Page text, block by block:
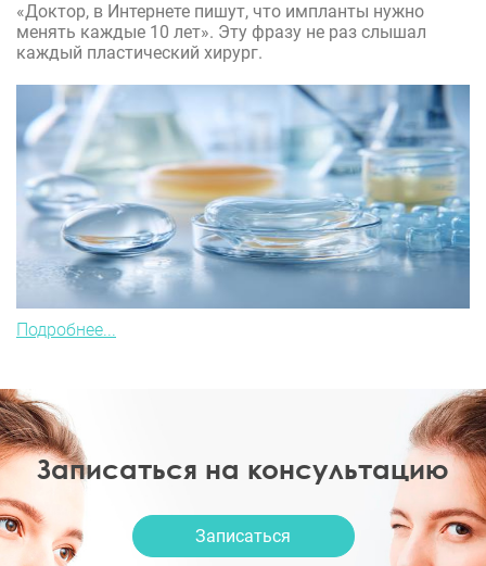
«Доктор, в Интернете пишут, что импланты нужно
менять каждые 10 лет». Эту фразу не раз слышал
каждый пластический хирург.
Подробнее...
Записаться на консультацию
Записаться